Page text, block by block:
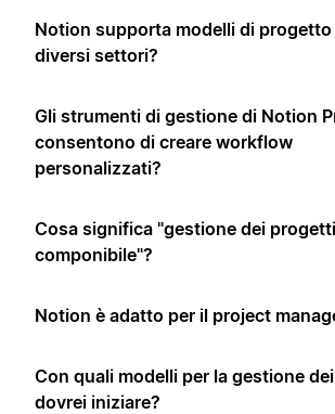
Notion supporta modelli di progetto
diversi settori?
Gli strumenti di gestione di Notion
consentono di creare workflow
personalizzati?
Cosa significa "gestione dei progetti
componibile"?
Notion è adatto per il project
Con quali modelli per la gestione
dovrei iniziare?